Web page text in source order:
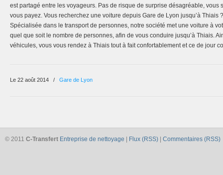
est partagé entre les voyageurs. Pas de risque de surprise désagréable, vous
vous payez. Vous recherchez une voiture depuis Gare de Lyon jusqu’à Thiais
Spécialisée dans le transport de personnes, notre société met une voiture à
quel que soit le nombre de personnes, afin de vous conduire jusqu’à Thiais.
véhicules, vous vous rendez à Thiais tout à fait confortablement et ce de jour
Le 22 août 2014 / Gare de Lyon
© 2011 C-Transfert Entreprise de nettoyage Flux (RSS) Commentaires (RSS)